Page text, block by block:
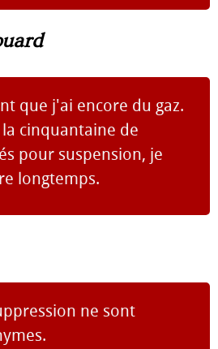
que j'ai encore du gaz.
cinquantaine de
pour suspension, je
longtemps.
ne sont